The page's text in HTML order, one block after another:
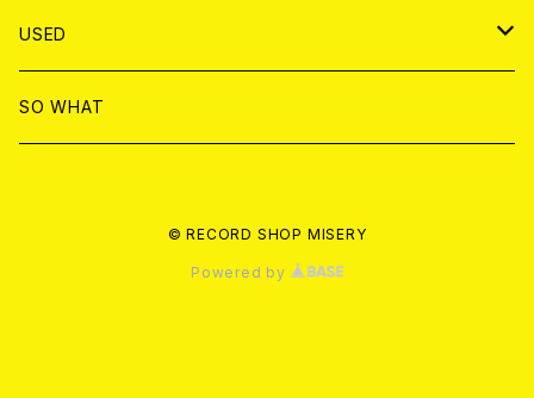
T-SHIRT & WEAR
DVD
BADGE
PATCH
USED
書籍
SO WHAT
© RECORD SHOP MISERY
Powered by